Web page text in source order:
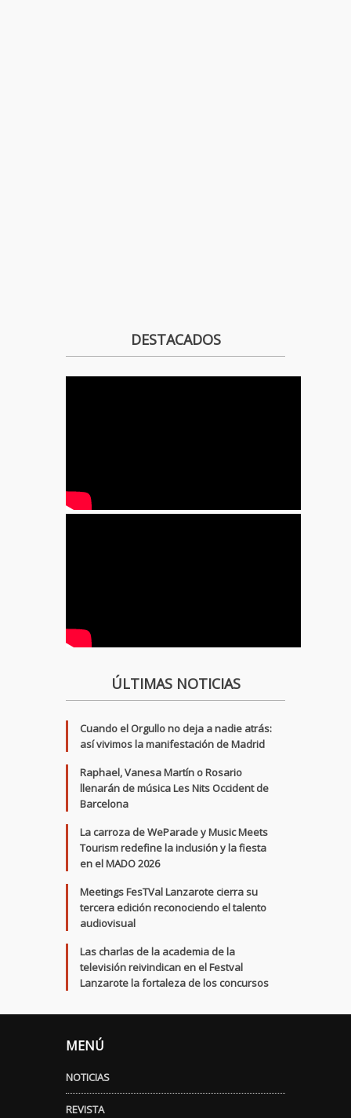
DESTACADOS
ÚLTIMAS NOTICIAS
Cuando el Orgullo no deja a nadie atrás:
así vivimos la manifestación de Madrid
Raphael, Vanesa Martín o Rosario
llenarán de música Les Nits Occident de
Barcelona
La carroza de WeParade y Music Meets
Tourism redefine la inclusión y la fiesta
en el MADO 2026
Meetings FesTVal Lanzarote cierra su
tercera edición reconociendo el talento
audiovisual
Las charlas de la academia de la
televisión reivindican en el Festval
Lanzarote la fortaleza de los concursos
MENÚ
NOTICIAS
REVISTA